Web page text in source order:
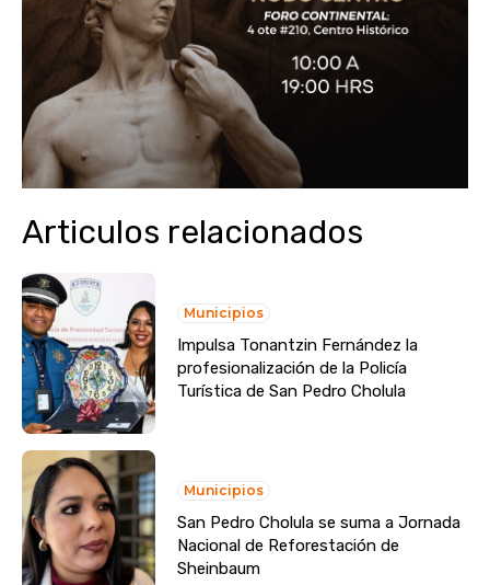
Articulos relacionados
Municipios
Impulsa Tonantzin Fernández la
profesionalización de la Policía
Turística de San Pedro Cholula
Municipios
San Pedro Cholula se suma a Jornada
Nacional de Reforestación de
Sheinbaum